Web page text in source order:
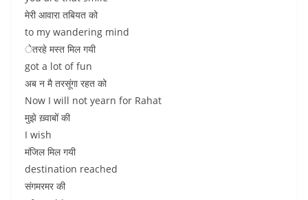
मेरी आवारा तबियत को
to my wandering mind
ेतरहे मस्त मिल गयी
got a lot of fun
अब न मै तरसूंगा रहत को
Now I will not yearn for Rahat
मुझे ख़्वाबों की
I wish
मंजिल मिल गयी
destination reached
संगमरमर की